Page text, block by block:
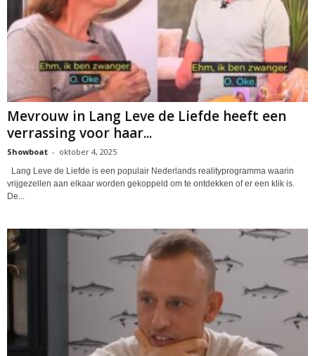
Mevrouw in Lang Leve de Liefde heeft een
verrassing voor haar...
Showboat - oktober 4, 2025
Lang Leve de Liefde is een populair Nederlands realityprogramma waarin
vrijgezellen aan elkaar worden gekoppeld om te ontdekken of er een klik is.
De...